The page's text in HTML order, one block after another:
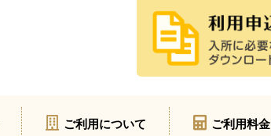
ご利用について ご利用料金